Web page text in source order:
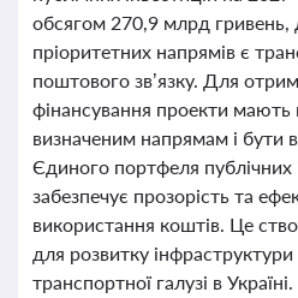
обсягом 270,9 млрд гривень,
пріоритетних напрямів є
поштового зв’язку. Для
фінансування проекти мають
визначеним напрямам і бути
Єдиного портфеля публічних
забезпечує прозорість та
використання коштів. Це
для розвитку
транспортної галузі в